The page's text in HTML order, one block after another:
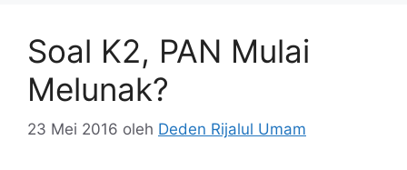
Soal K2, PAN Mulai
Melunak?
23 Mei 2016 oleh Deden Rijalul Umam